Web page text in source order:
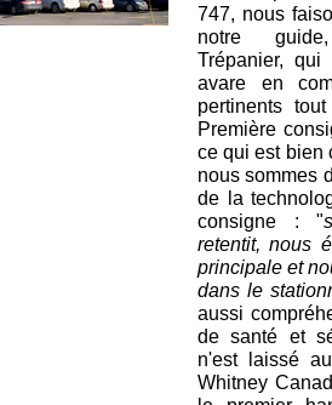
747, nous
notre
Trépanier,
avare en
pertinents
Première
ce qui est bien
nous sommes
de la
consigne : "
retentit, nous
principale et
dans le
aussi
de santé et
n'est laissé
Whitney